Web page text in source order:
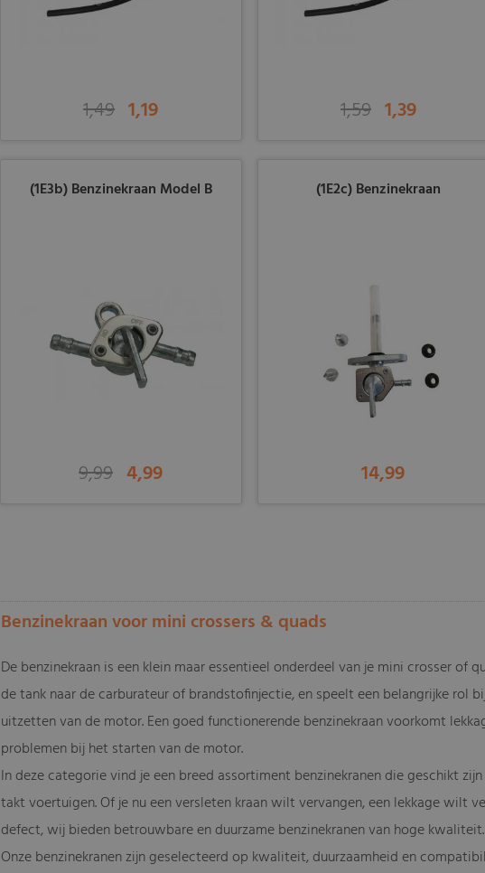
1,49 1,19 1,59 1,39
(1E3b) Benzinekraan Model B
9,99 4,99
(1E2c) Benzinekraan
14,99
Benzinekraan voor mini crossers & quads
De benzinekraan is een klein maar essentieel onderdeel van je mini crosser of
de tank naar de carburateur of brandstofinjectie, en speelt een belangrijke rol
uitzetten van de motor. Een goed functionerende benzinekraan voorkomt
problemen bij het starten van de motor.
In deze categorie vind je een breed assortiment benzinekranen die geschikt
takt voertuigen. Of je nu een versleten kraan wilt vervangen, een lekkage wilt
defect, wij bieden betrouwbare en duurzame benzinekranen van hoge kwaliteit.
Onze benzinekranen zijn geselecteerd op kwaliteit, duurzaamheid en